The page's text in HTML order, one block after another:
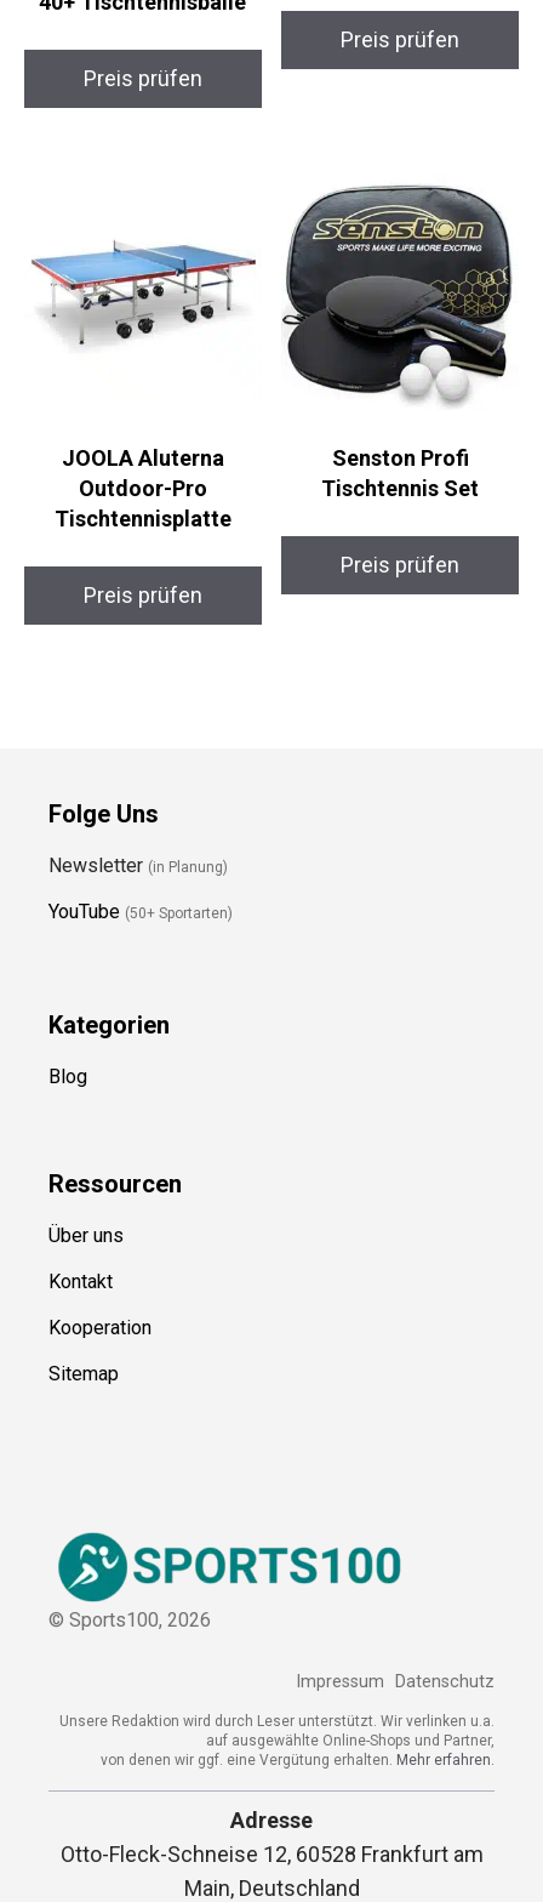
Preis prüfen
Preis prüfen
Outdoor-Pro
Tischtennisplatte
Tischtennis Set
Newsletter
YouTube (50+ Sportarten)
Blog
Über uns
Kontakt
Kooperation
Sitemap
© Sports100,2026
Unsere Redaktion wird durch Leser unterstützt. Wir verlinken
von denen wir ggf. eine Vergütung erhalten. Mehr erfahren.
Otto-Fleck-Schneise 12, 60528 Frankfurt am
Main, Deutschland